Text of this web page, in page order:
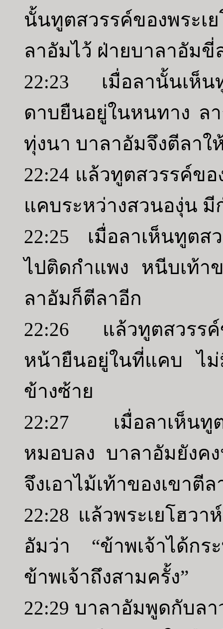
นั้นทูตสวรรค์ของพระเ
ลาอัมไว้ ฝ่ายบาลาอัม
22:23 เมื่อลานั้นเห็นทู
ดาบยืนอยู่ในหนทาง ล
ทุ่งนา บาลาอัมจึงตีลาใ
22:24 แล้วทูตสวรรค์ข
แคบระหว่างสวนองุ่น มี
22:25 เมื่อลาเห็นทูตส
ไปติดกำแพง หนีบเท้า
ลาอัมก็ตีลาอีก
22:26 แล้วทูตสวรรค์ข
หน้ายืนอยู่ในที่แคบ ไม่
ข้างซ้าย
22:27 เมื่อลาเห็นทูต
หมอบลง บาลาอัมยังค
จึงเอาไม้เท้าของเขาตีล
22:28 แล้วพระเยโฮว
อัมว่า “ข้าพเจ้าได้กร
ข้าพเจ้าถึงสามครั้ง”
22:29 บาลาอัมพูดกับลา